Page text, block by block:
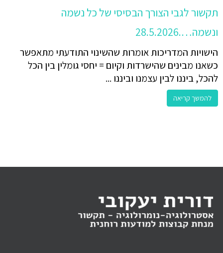
תקשור לגבי הצורך הבסיסי של כל נשמה
ונשמה….28.5.2026
הישויות המדריכות אומרות שהשינוי התודעתי מתאפשר
כשאנו מבינים שהישרדות וקיום = יחסי גומלין בין הכל
להכל, ביננו לבין עצמנו וביננו ...
להמשך קריאה